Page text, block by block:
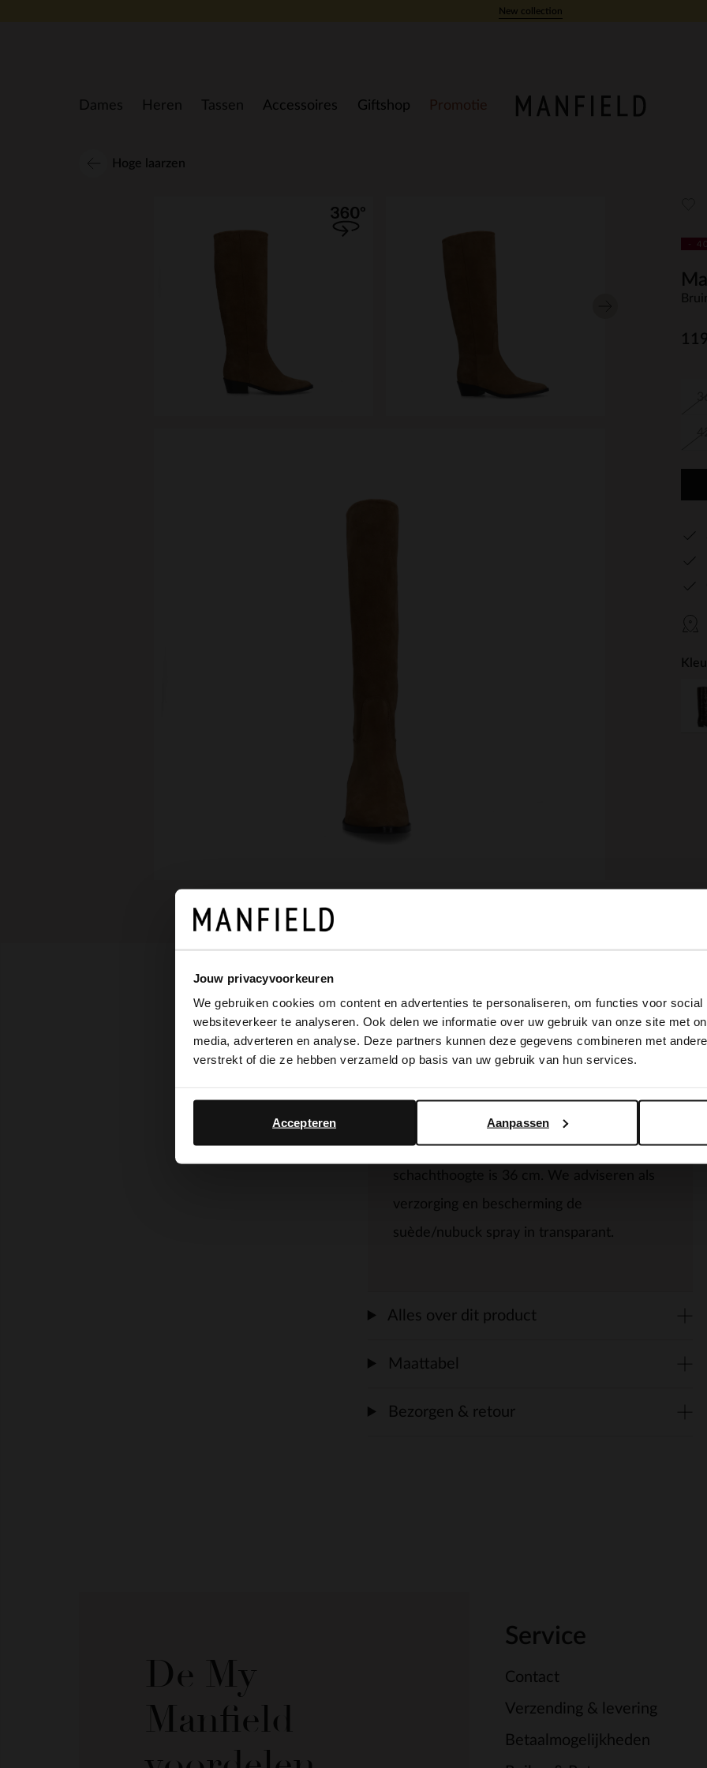
Jouw privacyvoorkeuren
We gebruiken cookies om content en advertenties te personaliseren, om functies voor social
websiteverkeer te analyseren. Ook delen we informatie over uw gebruik van onze site met
media, adverteren en analyse. Deze partners kunnen deze gegevens combineren met
verstrekt of die ze hebben verzameld op basis van uw gebruik van hun services.
Aanpassen
Accepteren
New collection
Dames Heren Tassen Accessoires Giftshop Promotie
Hoge laarzen
-
Omschrijving
met een puntneus. De blokhak is 3 cm
hoog, de schachtomtrek is 38 cm en de
verzorging en bescherming de
suède/nubuck spray in transparant.
Alles over dit product
Maattabel
Bezorgen & retour
De My
Manfield
Service
Contact
Verzending & levering
Betaalmogelijkheden
It looks like your language isn't Dutch. Would you like to